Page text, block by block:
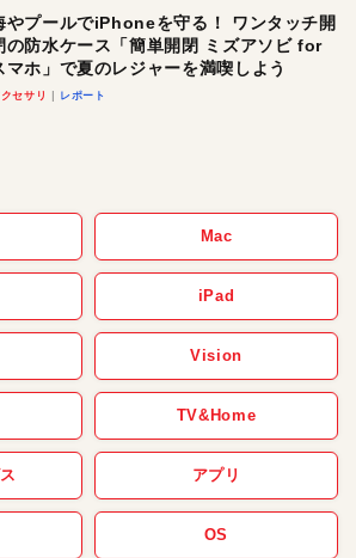
やプールでiPhoneを守る！ ワンタッチ開
の防水ケース「簡単開閉 ミズアソビ for
マホ」で夏のレジャーを満喫しよう
セサリ レポート
Mac
iPad
Vision
TV&Home
アプリ
OS